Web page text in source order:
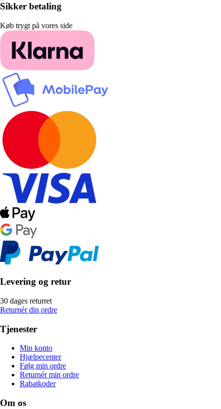
Sikker betaling
Køb trygt på vores side
Levering og retur
30 dages returret
Returnér din ordre
Tjenester
Min konto
Hjælpecenter
Følg min ordre
Returnér min ordre
Rabatkoder
Om os